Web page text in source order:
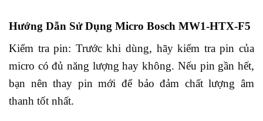
Hướng Dẫn Sử Dụng Micro Bosch MW1-HTX-F5
Kiểm tra pin: Trước khi dùng, hãy kiểm tra pin của
micro có đủ năng lượng hay không. Nếu pin gần hết,
bạn nên thay pin mới để bảo đảm chất lượng âm
thanh tốt nhất.